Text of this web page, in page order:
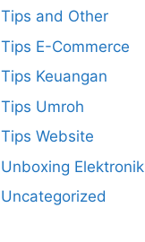
Tips and Other
Tips E-Commerce
Tips Keuangan
Tips Umroh
Tips Website
Unboxing Elektronik
Uncategorized